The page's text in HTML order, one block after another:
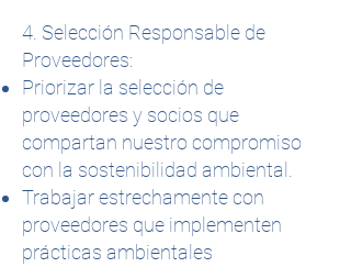
4. Selección Responsable de
Proveedores:
Priorizar la selección de
proveedores y socios que
compartan nuestro compromiso
con la sostenibilidad ambiental.
Trabajar estrechamente con
proveedores que implementen
prácticas ambientales